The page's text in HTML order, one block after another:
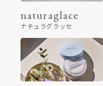
naturaglace
ナチュラグラッセ